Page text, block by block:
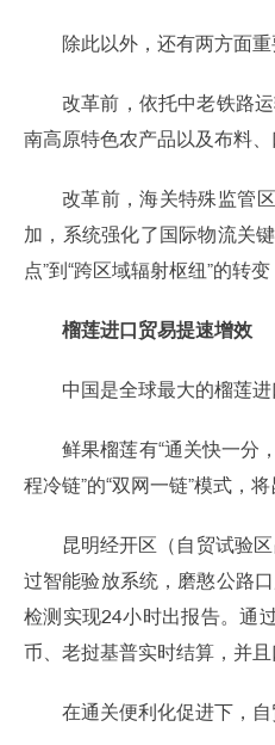
除此以外，还有两方面重
改革前，依托中老铁路
南高原特色农产品以及布料
改革前，海关特殊监管
加，系统强化了国际物流关
点”到“跨区域辐射枢纽”的转
榴莲进口贸易提速增效
中国是全球最大的榴莲
鲜果榴莲有“通关快一分
程冷链”的“双网一链”模式，
昆明经开区（自贸试验
过智能验放系统，磨憨公路
检测实现24小时出报告。通
币、老挝基普实时结算，并
在通关便利化促进下，